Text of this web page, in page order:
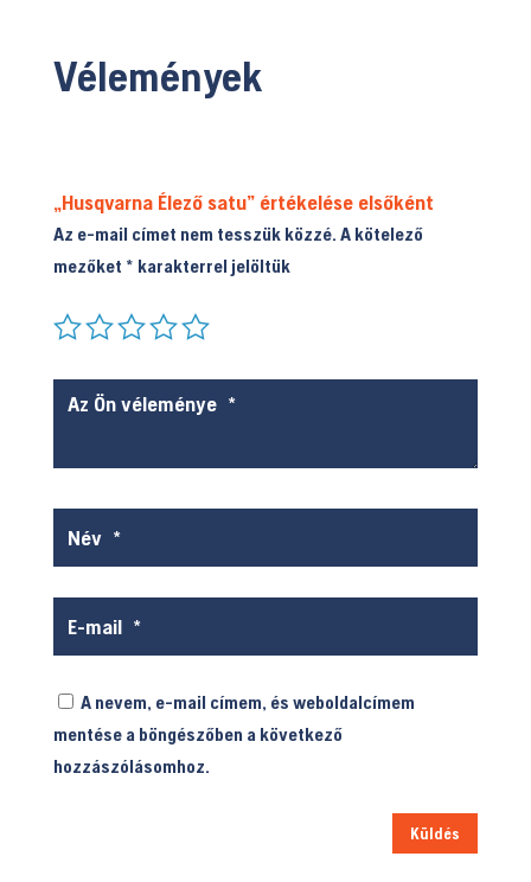
Vélemények
„Husqvarna Élező satu” értékelése elsőként
Az e-mail címet nem tesszük közzé. A kötelező
mezőket * karakterrel jelöltük
A nevem, e-mail címem, és weboldalcímem
mentése a böngészőben a következő
hozzászólásomhoz.
Küldés